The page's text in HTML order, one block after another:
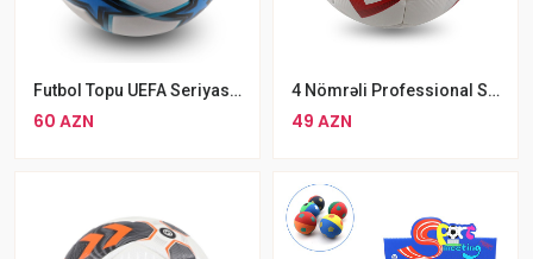
Futbol Topu UEFA Seriyası 21-22 Mavi Futbol Topu Sürüşməyən Yumşaq Teksturalı Futbol Topu Ölçü 5
60 AZN
4 Nömrəli Professional Soccermax Futbol Topu Pakistan İstehsalı Orjinal Soccermax Futbol Topu
49 AZN